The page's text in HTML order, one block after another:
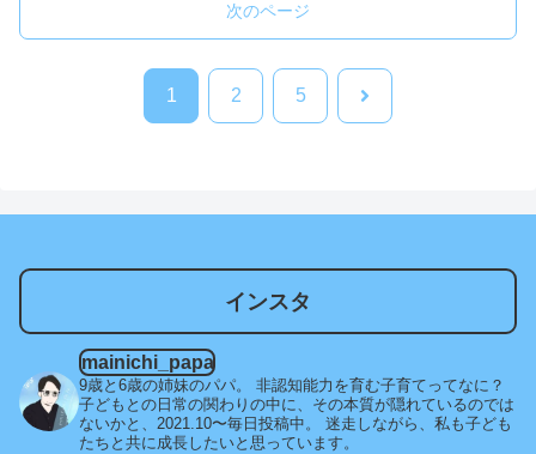
次のページ
1 2 5 次
インスタ
mainichi_papa
9歳と6歳の姉妹のパパ。
非認知能力を育む子育てってなに？
子どもとの日常の関わりの中に、その本質が隠れているのでは
ないかと、2021.10〜毎日投稿中。
迷走しながら、私も子ども
たちと共に成長したいと思っています。